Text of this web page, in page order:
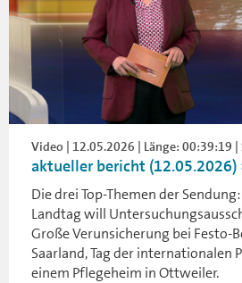
Video | 12.05.2026 | Länge: 00:39:19 |
aktueller bericht (12.05.2026)
Die drei Top-Themen der
Landtag will
Große Verunsicherung bei Festo-
Saarland, Tag der internationalen
einem Pflegeheim in Ottweiler.